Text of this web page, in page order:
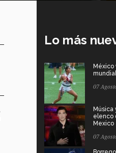
Lo más
México
07
Música
elenco
Mexico
07